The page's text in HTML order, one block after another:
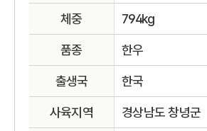
체중 794kg
품종 한우
출생국 한국
사육지역 경상남도 창녕군